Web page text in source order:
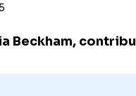
Beckham,